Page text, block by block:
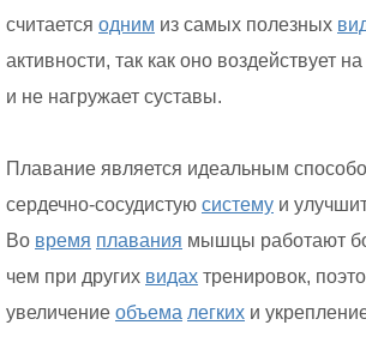
считается одним из самых полезных
активности, так как оно воздействует
и не нагружает суставы.
Плавание является идеальным
сердечно-сосудистую систему и
Во время плавания мышцы работают
чем при других видах тренировок,
увеличение объема легких и